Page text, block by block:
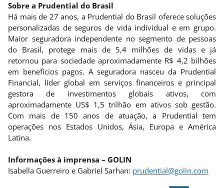
Sobre a Prudential do Brasil
Há mais de 27 anos, a Prudential do Brasil oferece soluções
personalizadas de seguros de vida individual e em grupo.
Maior seguradora independente no segmento de pessoas
do Brasil, protege mais de 5,4 milhões de vidas e já
retornou para sociedade aproximadamente R$ 4,2 bilhões
em benefícios pagos. A seguradora nasceu da Prudential
Financial, líder global em serviços financeiros e principal
gestora de investimentos globais ativos, com
aproximadamente US$ 1,5 trilhão em ativos sob gestão.
Com mais de 150 anos de atuação, a Prudential tem
operações nos Estados Unidos, Ásia, Europa e América
Latina.
Informações à imprensa – GOLIN
Isabella Guerreiro e Gabriel Sarhan: prudential@golin.com